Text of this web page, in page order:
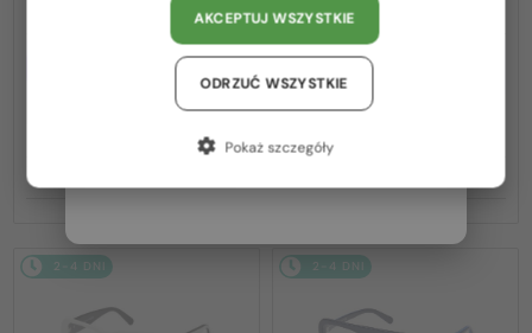
Z SOCZEWKĄ MONOFOKALNĄ
Optična okvirja
545 PLN
Z SOCZEWKĄ MONOFOKALNĄ
PLUS 275 PLN
Moncler—Optična okvirja
2-4 DNI 2-4 DNI
Austria / AT
Niemcy / DE
AKCEPTUJ WSZYSTKIE
ODRZUĆ WSZYSTKIE
Pokaż szczegóły